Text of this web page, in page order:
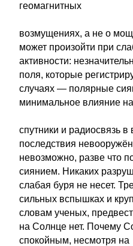
геомагнитных
возмущениях, а не о
может произойти при
активности:
поля, которые
случаях — полярные
минимальное влияние на
спутники и радиосвязь
последствия
невозможно, разве что
сиянием. Никаких
слабая буря не несет.
сильных вспышках и
словам ученых,
на Солнце нет. Почему
спокойным, несмотря на